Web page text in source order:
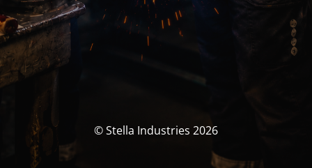
© Stella Industries 2026